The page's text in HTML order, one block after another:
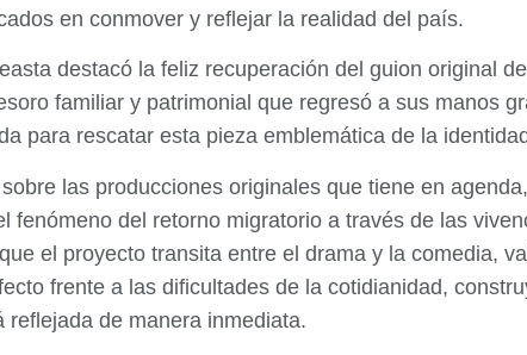
en conmover y reflejar la realidad del país.
destacó la feliz recuperación del guion original
familiar y patrimonial que regresó a sus manos
para rescatar esta pieza emblemática de la
las producciones originales que tiene en
fenómeno del retorno migratorio a través de las
el proyecto transita entre el drama y la comedia,
frente a las dificultades de la cotidianidad,
de manera inmediata.